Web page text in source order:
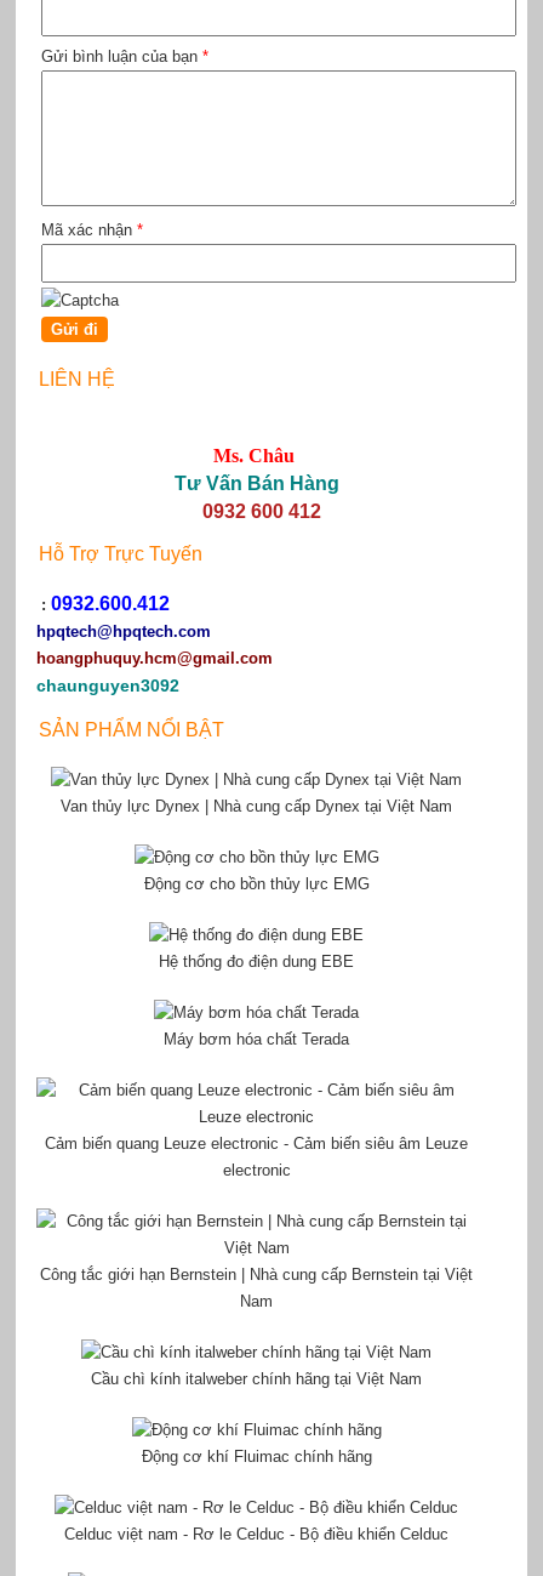
Gửi bình luận của bạn *
Mã xác nhận *
LIÊN HỆ
Ms. Châu
Tư Vấn Bán Hàng
0932 600 412
Hỗ Trợ Trực Tuyến
: 0932.600.412
hpqtech@hpqtech.com
hoangphuquy.hcm@gmail.com
chaunguyen3092
SẢN PHẨM NỔI BẬT
Van thủy lực Dynex | Nhà cung cấp Dynex tại Việt Nam
Động cơ cho bồn thủy lực EMG
Hệ thống đo điện dung EBE
Máy bơm hóa chất Terada
Cảm biến quang Leuze electronic - Cảm biến siêu âm Leuze
electronic
Công tắc giới hạn Bernstein | Nhà cung cấp Bernstein tại Việt
Nam
Cầu chì kính italweber chính hãng tại Việt Nam
Động cơ khí Fluimac chính hãng
Celduc việt nam - Rơ le Celduc - Bộ điều khiển Celduc